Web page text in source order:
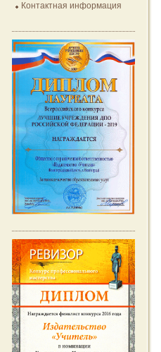
Контактная информация